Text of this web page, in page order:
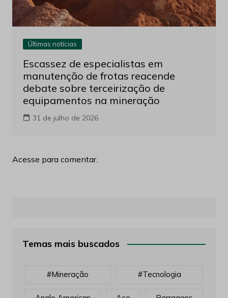
Últimas notícias
Escassez de especialistas em
manutenção de frotas reacende
debate sobre terceirização de
equipamentos na mineração
31 de julho de 2026
Acesse para comentar.
Temas mais buscados
#mineração #tecnologia